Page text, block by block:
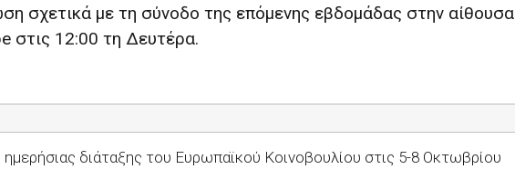
σχετικά με τη σύνοδο της επόμενης εβδομάδας στην αίθουσα
στις 12:00 τη Δευτέρα.
διάταξης του Ευρωπαϊκού Κοινοβουλίου στις 5-8 Οκτωβρίου